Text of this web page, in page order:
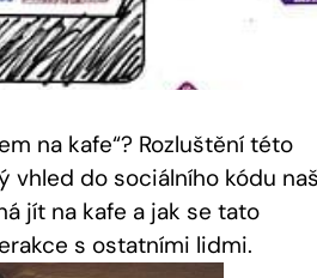
na kafe“? Rozluštění této
vhled do sociálního kódu
jít na kafe a jak se tato
s ostatními lidmi.